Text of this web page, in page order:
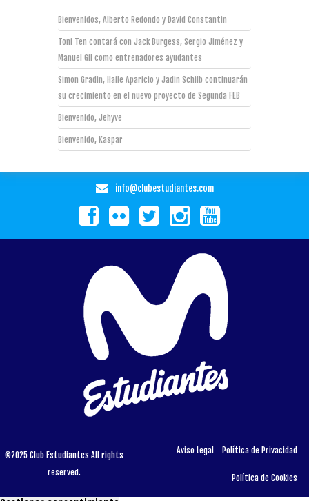
Bienvenidos, Alberto Redondo y David Constantin
Toni Ten contará con Jack Burgess, Sergio Jiménez y
Manuel Gil como entrenadores ayudantes
Simon Gradin, Haile Aparicio y Jadin Schilb continuarán
su crecimiento en el nuevo proyecto de Segunda FEB
Bienvenido, Jehyve
Bienvenido, Kaspar
info@clubestudiantes.com
©2025 Club Estudiantes All rights
reserved.
Aviso Legal Política de Privacidad
Política de Cookies